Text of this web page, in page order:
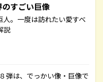
すごい巨像
人。一度は訪れたい愛すべ
説
弾は、でっかい像・巨像で